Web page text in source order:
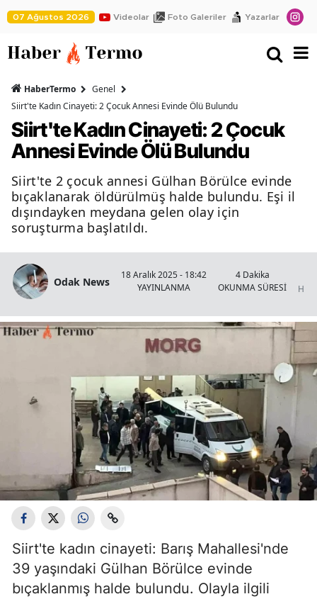
07 Ağustos 2026 Videolar Foto Galeriler Yazarlar
HaberTermo
Genel
Siirt'te Kadın Cinayeti: 2 Çocuk Annesi Evinde Ölü Bulundu
Siirt'te Kadın Cinayeti: 2 Çocuk
Annesi Evinde Ölü Bulundu
Siirt'te 2 çocuk annesi Gülhan Börülce evinde
bıçaklanarak öldürülmüş halde bulundu. Eşi il
dışındayken meydana gelen olay için
soruşturma başlatıldı.
Odak News
18 Aralık 2025 - 18:42
YAYINLANMA
4 Dakika
OKUNMA SÜRESİ
Siirt'te kadın cinayeti: Barış Mahallesi'nde
39 yaşındaki Gülhan Börülce evinde
bıçaklanmış halde bulundu. Olayla ilgili